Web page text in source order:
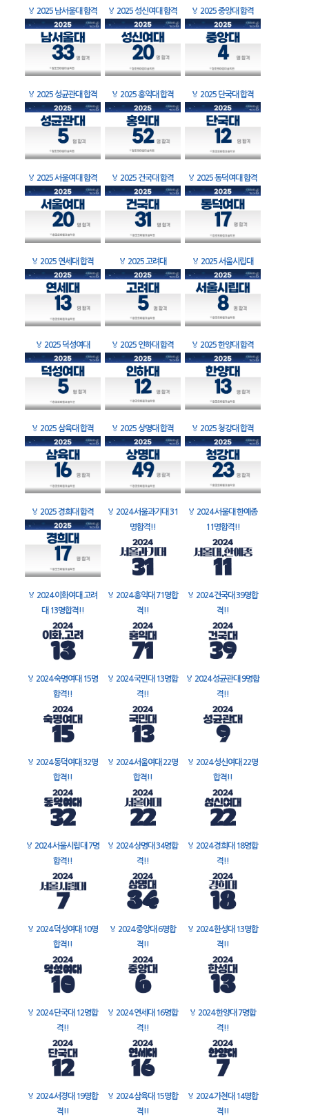
🏅 2025 남서울대 합격 🏅 2025 성신여대 합격 🏅 2025 중앙대 합격
🏅 2025 성균관대 합격 🏅 2025 홍익대 합격 🏅 2025 단국대 합격
🏅 2025 서울여대 합격 🏅 2025 건국대 합격 🏅 2025 동덕여대 합격
🏅 2025 연세대 합격 🏅 2025 고려대 🏅 2025 서울시립대
🏅 2025 덕성여대 🏅 2025 인하대 합격 🏅 2025 한양대 합격
🏅 2025 삼육대 합격 🏅 2025 상명대 합격 🏅 2025 청강대 합격
🏅 2025 경희대 합격 🏅 2024 서울과기대 31
명합격!!
🏅 2024 서울대 한예종
11명합격!!
🏅 2024 이화여대 고려
대 13명합격!!
🏅 2024 홍익대 71명합
격!!
🏅 2024 건국대 39명합
격!!
🏅 2024 숙명여대 15명
합격!!
🏅 2024 국민대 13명합
격!!
🏅 2024 성균관대 9명합
격!!
🏅 2024 동덕여대 32명
합격!!
🏅 2024 서울여대 22명
합격!!
🏅 2024 성신여대 22명
합격!!
🏅 2024 서울시립대 7명
합격!!
🏅 2024 상명대 34명합
격!!
🏅 2024 경희대 18명합
격!!
🏅 2024 덕성여대 10명
합격!!
🏅 2024 중앙대 6명합
격!!
🏅 2024 한성대 13명합
격!!
🏅 2024 단국대 12명합
격!!
🏅 2024 연세대 16명합
격!!
🏅 2024 한양대 7명합
격!!
🏅 2024 서경대 19명합
격!!
🏅 2024 삼육대 15명합
격!!
🏅 2024 가천대 14명합
격!!